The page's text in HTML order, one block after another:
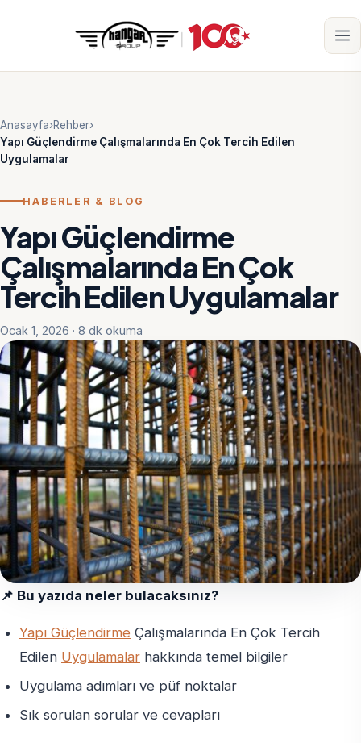
Anasayfa›Rehber›
Yapı Güçlendirme Çalışmalarında En Çok Tercih Edilen
Uygulamalar
HABERLER & BLOG
Yapı Güçlendirme
Çalışmalarında En Çok
Tercih Edilen Uygulamalar
Ocak 1, 2026 · 8 dk okuma
📌 Bu yazıda neler bulacaksınız?
Yapı Güçlendirme Çalışmalarında En Çok Tercih
Edilen Uygulamalar hakkında temel bilgiler
Uygulama adımları ve püf noktalar
Sık sorulan sorular ve cevapları